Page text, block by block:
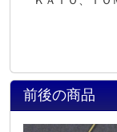
前後の商品